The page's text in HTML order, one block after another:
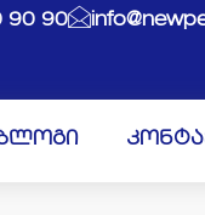
90 90